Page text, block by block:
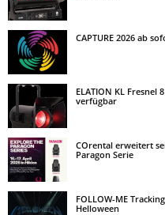
CAPTURE 2026 ab
ELATION KL Fresnel
verfügbar
COrental erweitert
Paragon Serie
FOLLOW-ME
Helloween